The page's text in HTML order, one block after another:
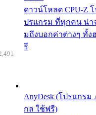
ดาวน์โหลด CPU-Z
ปรแกรม ที่ทุกคน น่า
มถึงบอกค่าต่างๆ ทั้ง
รี
AnyDesk (โปรแกร
กล ใช้ฟรี)